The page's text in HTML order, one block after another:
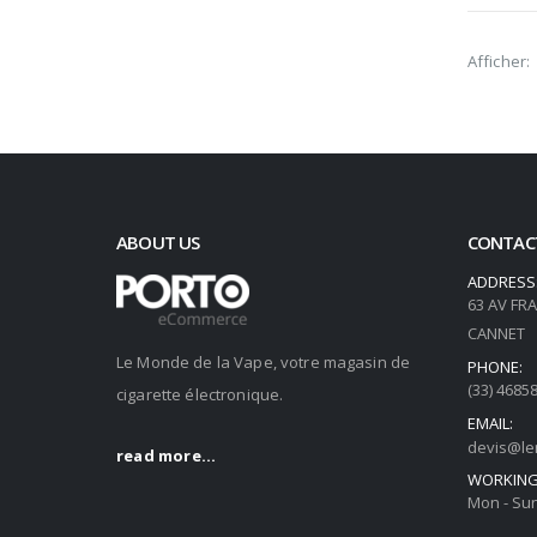
Afficher:
ABOUT US
Le Monde de la Vape, votre magasin de
cigarette électronique.
read more...
63 AV
CANNET
PHONE:
(33)
EMAIL:
Mon -